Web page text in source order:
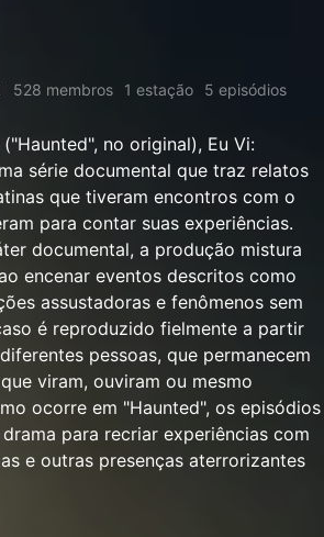
528 membros 1 estação 5 episódios
no original), Eu Vi:
série documental que traz relatos
que tiveram encontros com o
para contar suas experiências.
documental, a produção mistura
encenar eventos descritos como
assustadoras e fenômenos sem
é reproduzido fielmente a partir
pessoas, que permanecem
viram, ouviram ou mesmo
ocorre em "Haunted", os episódios
para recriar experiências com
e outras presenças aterrorizantes